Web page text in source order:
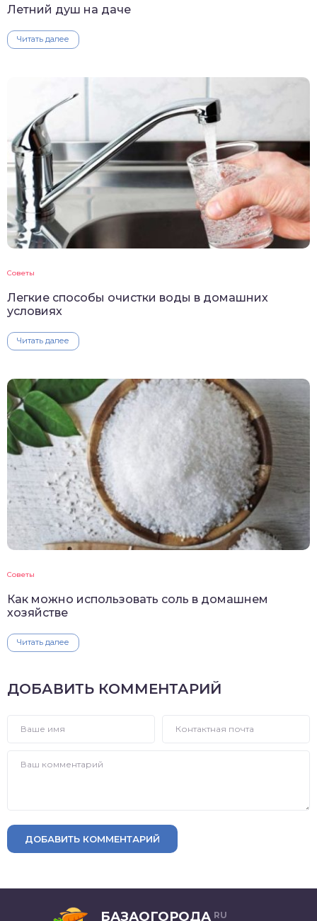
Летний душ на даче
Читать далее
Советы
Легкие способы очистки воды в домашних
условиях
Читать далее
Советы
Как можно использовать соль в домашнем
хозяйстве
Читать далее
ДОБАВИТЬ КОММЕНТАРИЙ
ДОБАВИТЬ КОММЕНТАРИЙ
БАЗАОГОРОДА RU